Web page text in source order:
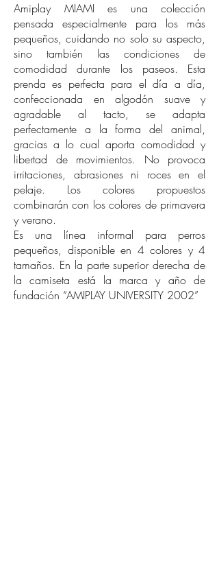
Amiplay MIAMI es una colección
pensada especialmente para los más
pequeños, cuidando no solo su aspecto,
sino también las condiciones de
comodidad durante los paseos. Esta
prenda es perfecta para el día a día,
confeccionada en algodón suave y
agradable al tacto, se adapta
perfectamente a la forma del animal,
gracias a lo cual aporta comodidad y
libertad de movimientos. No provoca
irritaciones, abrasiones ni roces en el
pelaje. Los colores propuestos
combinarán con los colores de primavera
y verano.
Es una línea informal para perros
pequeños, disponible en 4 colores y 4
tamaños. En la parte superior derecha de
la camiseta está la marca y año de
fundación “AMIPLAY UNIVERSITY 2002”